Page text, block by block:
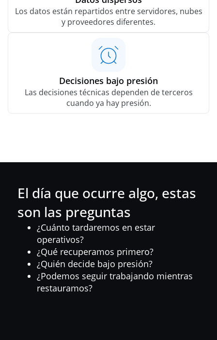
Los datos están repartidos entre servidores, nubes
y proveedores diferentes.
Decisiones bajo presión
Las decisiones técnicas dependen de terceros
cuando ya hay presión.
El día que ocurre algo, estas
son las preguntas
¿Cuánto tardaremos en estar
operativos?
¿Qué recuperamos primero?
¿Quién decide bajo presión?
¿Podemos seguir trabajando mientras
restauramos?